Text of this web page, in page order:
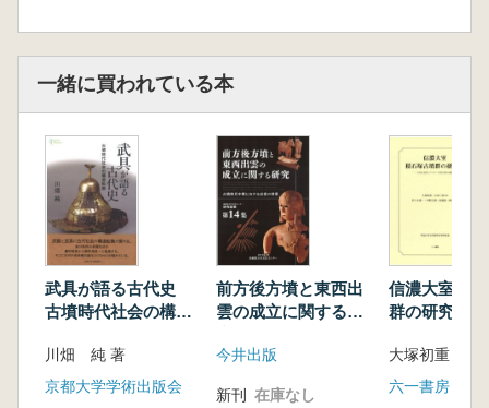
一緒に買われている本
武具が語る古代史
古墳時代社会の構造
川畑 純 著
京都大学学術出版会
前方後方墳と東西出
雲の成立に関する研
おける出雲の特質
今井出版
新刊 在庫なし
信濃大室積
群の研究4
支群の調査
六一書房